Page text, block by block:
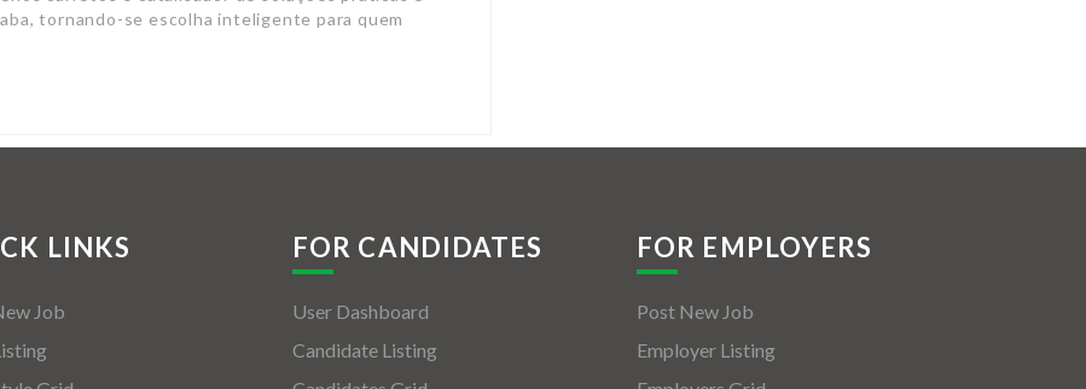
LINKS
Job
FOR CANDIDATES
User Dashboard
Candidate Listing
FOR EMPLOYERS
Post New Job
Employer Listing